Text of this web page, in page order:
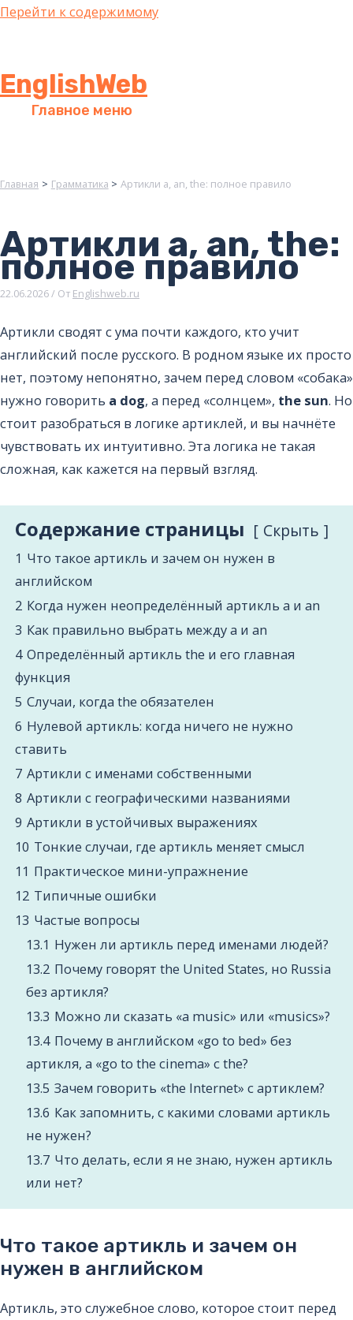
Перейти к содержимому
EnglishWeb
Главное меню
Главная Грамматика Артикли a, an, the: полное правило
Артикли a, an, the:
полное правило
22.06.2026/ От Englishweb.ru
Артикли сводят с ума почти каждого, кто учит
английский после русского. В родном языке их просто
нет, поэтому непонятно, зачем перед словом «собака»
нужно говорить a dog, а перед «солнцем», the sun. Но
стоит разобраться в логике артиклей, и вы начнёте
чувствовать их интуитивно. Эта логика не такая
сложная, как кажется на первый взгляд.
Содержание страницы Cкрыть
1 Что такое артикль и зачем он нужен в
английском
2 Когда нужен неопределённый артикль a и an
3 Как правильно выбрать между a и an
4 Определённый артикль the и его главная
функция
5 Случаи, когда the обязателен
6 Нулевой артикль: когда ничего не нужно
ставить
7 Артикли с именами собственными
8 Артикли с географическими названиями
9 Артикли в устойчивых выражениях
10 Тонкие случаи, где артикль меняет смысл
11 Практическое мини-упражнение
12 Типичные ошибки
13 Частые вопросы
13.1 Нужен ли артикль перед именами людей?
13.2 Почему говорят the United States, но Russia
без артикля?
13.3 Можно ли сказать «a music» или «musics»?
13.4 Почему в английском «go to bed» без
артикля, а «go to the cinema» с the?
13.5 Зачем говорить «the Internet» с артиклем?
13.6 Как запомнить, с какими словами артикль
не нужен?
13.7 Что делать, если я не знаю, нужен артикль
или нет?
Что такое артикль и зачем он
нужен в английском
Артикль, это служебное слово, которое стоит перед